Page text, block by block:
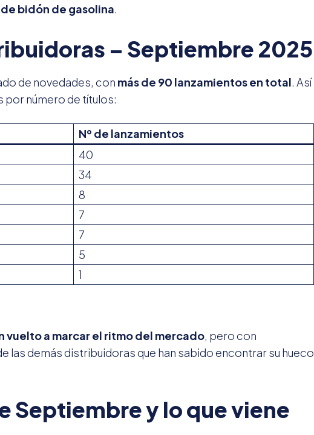
bidón de gasolina.
– Septiembre 2025
de novedades, con más de 90 lanzamientos en total. Así
por número de títulos:
Nº de lanzamientos
40
34
8
7
7
5
1
vuelto a marcar el ritmo del mercado, pero con
las demás distribuidoras que han sabido encontrar su hueco
Septiembre y lo que viene